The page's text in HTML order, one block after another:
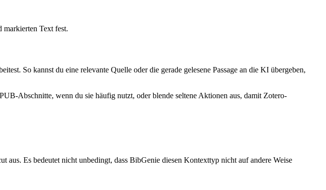
Text fest.
So kannst du eine relevante Quelle oder die gerade gelesene Passage an die KI übergeben,
Abschnitte, wenn du sie häufig nutzt, oder blende seltene Aktionen aus, damit Zotero-
Es bedeutet nicht unbedingt, dass BibGenie diesen Kontexttyp nicht auf andere Weise